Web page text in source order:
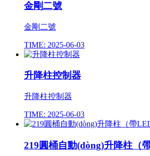
金剛二號
金剛二號
TIME: 2025-06-03
升降柱控制器
升降柱控制器
TIME: 2025-06-03
219圓桶自動(dòng)升降柱（